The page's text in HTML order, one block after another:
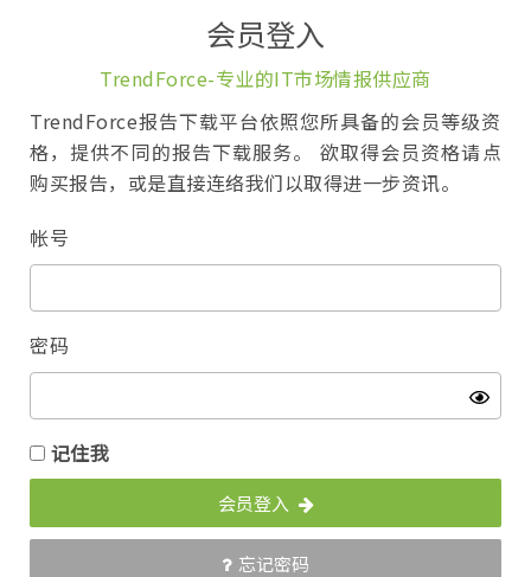
会员登入
TrendForce-专业的IT市场情报供应商
TrendForce报告下载平台依照您所具备的会员等级资
格，提供不同的报告下载服务。 欲取得会员资格请点
购买报告，或是直接连络我们以取得进一步资讯。
帐号
密码
记住我
会员登入
忘记密码